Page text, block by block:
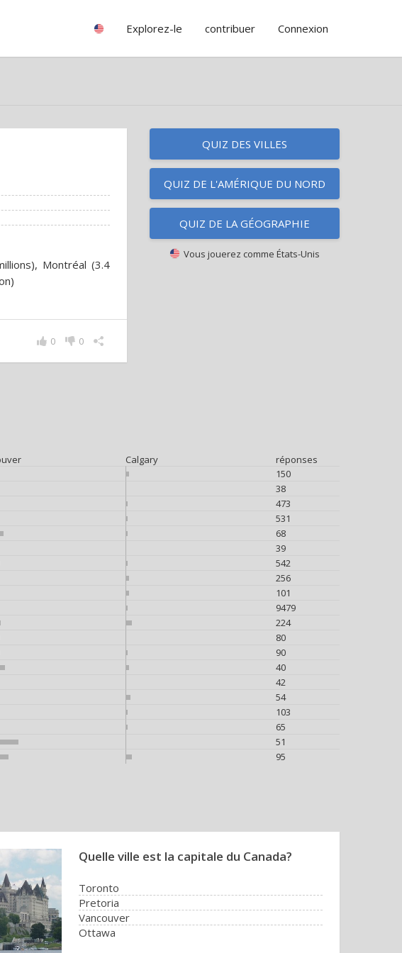
Explorez-le contribuer Connexion
Montréal (3.4
0
0
QUIZ DES VILLES
QUIZ DE L'AMÉRIQUE DU NORD
QUIZ DE LA GÉOGRAPHIE
Vous jouerez comme États-Unis
Calgary
réponses
150
38
473
531
68
39
542
256
101
9479
224
80
90
40
42
54
103
65
51
95
Quelle ville est la capitale du Canada?
Toronto
Pretoria
Vancouver
Ottawa